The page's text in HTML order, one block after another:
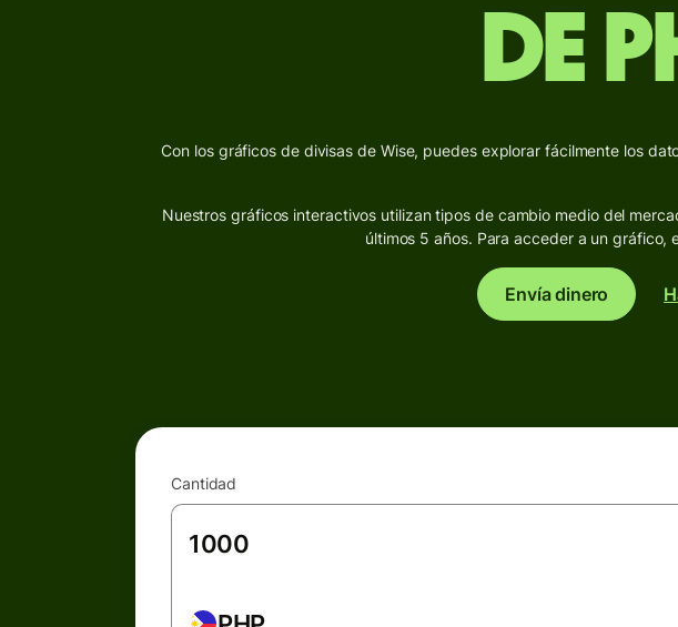
de
Con los gráficos de divisas de Wise, puedes explorar fácilmente los
Nuestros gráficos interactivos utilizan tipos de cambio medio del
últimos 5 años. Para acceder a un
Envía dinero
Cantidad